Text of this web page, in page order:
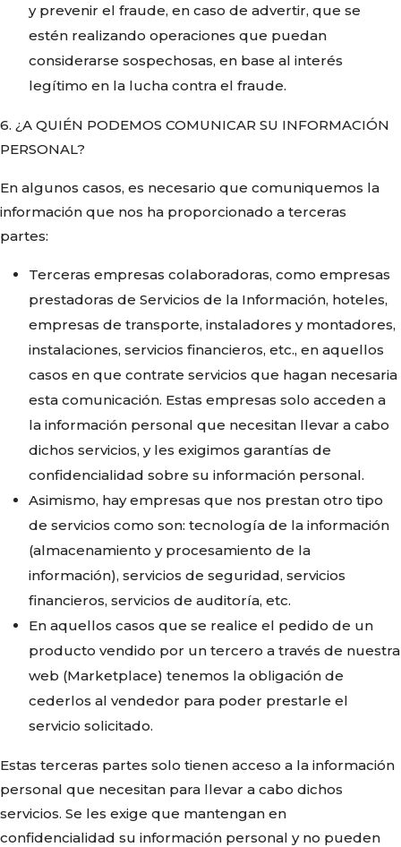
y prevenir el fraude, en caso de advertir, que se
estén realizando operaciones que puedan
considerarse sospechosas, en base al interés
legítimo en la lucha contra el fraude.
6. ¿A QUIÉN PODEMOS COMUNICAR SU INFORMACIÓN
PERSONAL?
En algunos casos, es necesario que comuniquemos la
información que nos ha proporcionado a terceras
partes:
Terceras empresas colaboradoras, como empresas
prestadoras de Servicios de la Información, hoteles,
empresas de transporte, instaladores y montadores,
instalaciones, servicios financieros, etc., en aquellos
casos en que contrate servicios que hagan necesaria
esta comunicación. Estas empresas solo acceden a
la información personal que necesitan llevar a cabo
dichos servicios, y les exigimos garantías de
confidencialidad sobre su información personal.
Asimismo, hay empresas que nos prestan otro tipo
de servicios como son: tecnología de la información
(almacenamiento y procesamiento de la
información), servicios de seguridad, servicios
financieros, servicios de auditoría, etc.
En aquellos casos que se realice el pedido de un
producto vendido por un tercero a través de nuestra
web (Marketplace) tenemos la obligación de
cederlos al vendedor para poder prestarle el
servicio solicitado.
Estas terceras partes solo tienen acceso a la información
personal que necesitan para llevar a cabo dichos
servicios. Se les exige que mantengan en
confidencialidad su información personal y no pueden